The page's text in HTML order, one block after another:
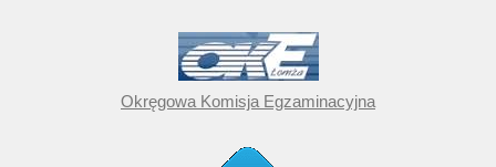
Okręgowa Komisja Egzaminacyjna